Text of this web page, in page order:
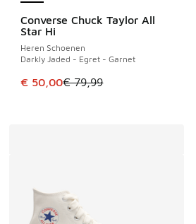
van € 79,99 naar € 55,00
is in de aanbieding Prijs
Converse Chuck Taylor All
Star Hi
Heren Schoenen
Darkly Jaded - Egret - Garnet
Dit artikel is in de uitverkoop. Dit
€ 50,00€ 79,99
BESPAAR € 29